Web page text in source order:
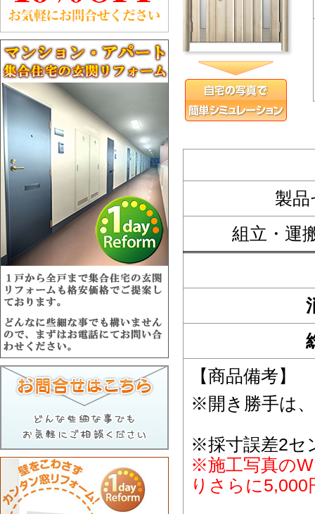
製
組立・運
【商品備考】
※開き勝手は
※採寸誤差2セ
※施工写真の
りさらに